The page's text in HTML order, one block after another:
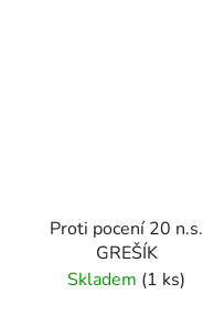
Proti pocení 20 n.s.
GREŠÍK
Skladem (1 ks)